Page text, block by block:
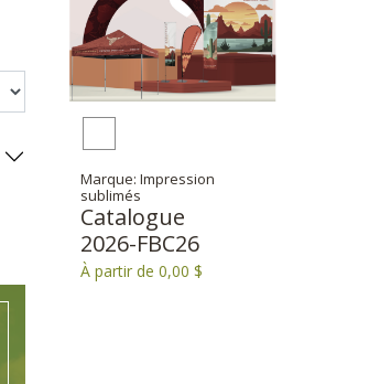
Marque: Impression
sublimés
Catalogue
2026-FBC26
À partir de 0,00 $